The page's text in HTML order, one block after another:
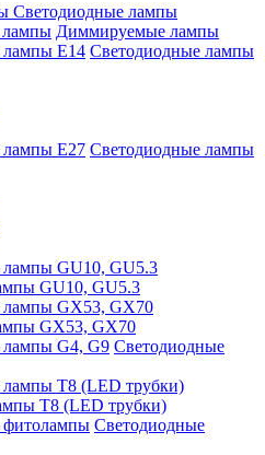
Светодиодные лампы
Диммируемые лампы
Светодиодные лампы
Светодиодные лампы
GU10, GU5.3
GX53, GX70
Светодиодные
Т8 (LED трубки)
Светодиодные